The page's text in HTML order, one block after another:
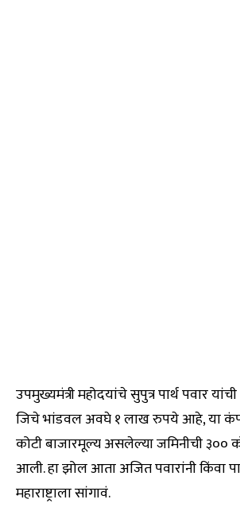
उपमुख्यमंत्री महोदयांचे सुपुत्र पार्थ पवार
जिचे भांडवल अवघे १ लाख रुपये आहे, या
कोटी बाजारमूल्य असलेल्या जमिनीची ३००
आली. हा झोल आता अजित पवारांनी किंवा
महाराष्ट्राला सांगावं.